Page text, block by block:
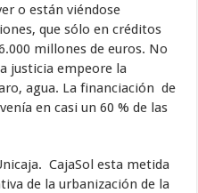
o están viéndose
que sólo en créditos
millones de euros. No
justicia empeore la
agua. La financiación de
en casi un 60 % de las
CajaSol esta metida
de la urbanización de la